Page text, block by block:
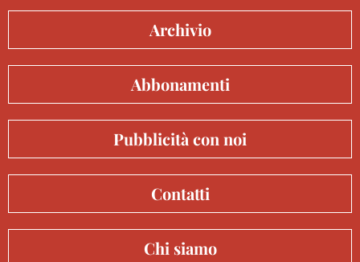
Archivio
Abbonamenti
Pubblicità con noi
Contatti
Chi siamo